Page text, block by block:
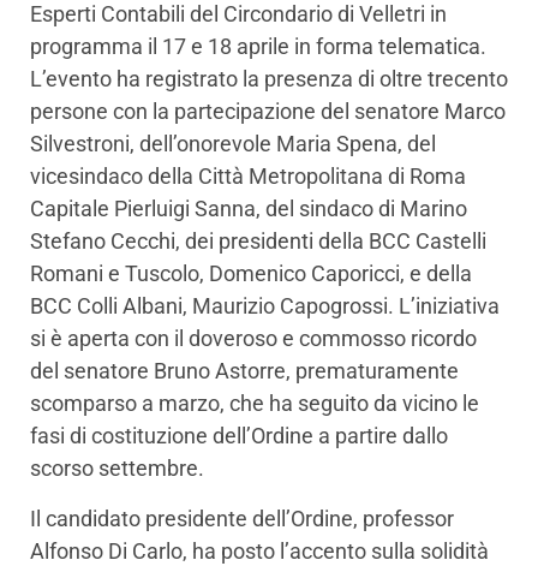
Esperti Contabili del Circondario di Velletri in
programma il 17 e 18 aprile in forma telematica.
L’evento ha registrato la presenza di oltre trecento
persone con la partecipazione del senatore Marco
Silvestroni, dell’onorevole Maria Spena, del
vicesindaco della Città Metropolitana di Roma
Capitale Pierluigi Sanna, del sindaco di Marino
Stefano Cecchi, dei presidenti della BCC Castelli
Romani e Tuscolo, Domenico Caporicci, e della
BCC Colli Albani, Maurizio Capogrossi. L’iniziativa
si è aperta con il doveroso e commosso ricordo
del senatore Bruno Astorre, prematuramente
scomparso a marzo, che ha seguito da vicino le
fasi di costituzione dell’Ordine a partire dallo
scorso settembre.
Il candidato presidente dell’Ordine, professor
Alfonso Di Carlo, ha posto l’accento sulla solidità